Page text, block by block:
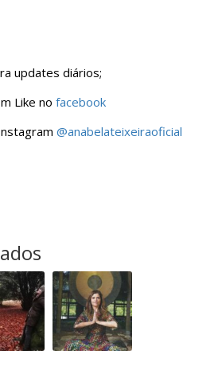
updates diários;
Like no facebook
@anabelateixeiraoficial
Voltar
Terra
Rádio